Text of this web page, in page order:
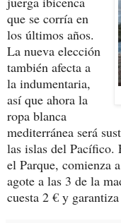
que se corría en
los últimos años.
La nueva elección
también afecta a
la indumentaria,
así que ahora la
ropa blanca
mediterránea será
las islas del Pacífico.
el Parque, comienza
agote a las 3 de la
cuesta 2 € y